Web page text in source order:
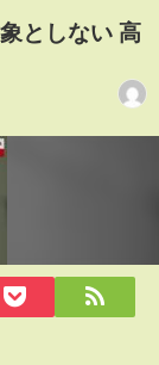
としない 高